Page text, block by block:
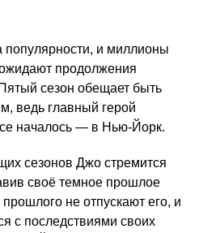
популярности, и миллионы
продолжения
сезон обещает быть
ведь главный герой
началось — в Нью-Йорк.
сезонов Джо стремится
своё темное прошлое
не отпускают его, и
с последствиями своих